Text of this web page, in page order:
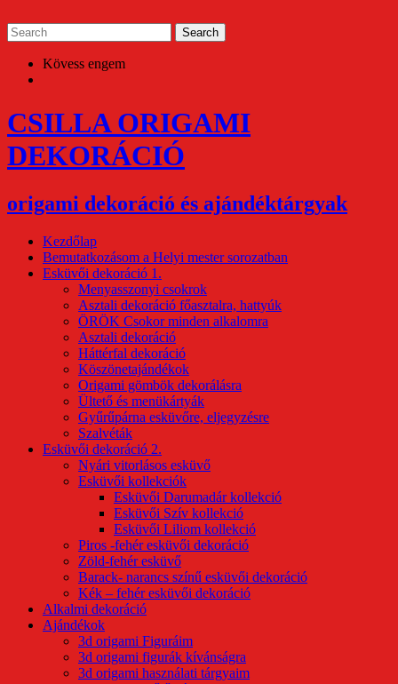
to
content
Kövess engem
CSILLA ORIGAMI
DEKORÁCIÓ
origami dekoráció és ajándéktárgyak
Kezdőlap
Bemutatkozásom a Helyi mester sorozatban
Esküvői dekoráció 1.
Menyasszonyi csokrok
Asztali dekoráció főasztalra, hattyúk
ÖRÖK Csokor minden alkalomra
Asztali dekoráció
Háttérfal dekoráció
Köszönetajándékok
Origami gömbök dekorálásra
Ültető és menükártyák
Gyűrűpárna esküvőre, eljegyzésre
Szalvéták
Esküvői dekoráció 2.
Nyári vitorlásos esküvő
Esküvői kollekciók
Esküvői Darumadár kollekció
Esküvői Szív kollekció
Esküvői Liliom kollekció
Piros -fehér esküvői dekoráció
Zöld-fehér esküvő
Barack- narancs színű esküvői dekoráció
Kék – fehér esküvői dekoráció
Alkalmi dekoráció
Ajándékok
3d origami Figuráim
3d origami figurák kívánságra
3d origami használati tárgyaim